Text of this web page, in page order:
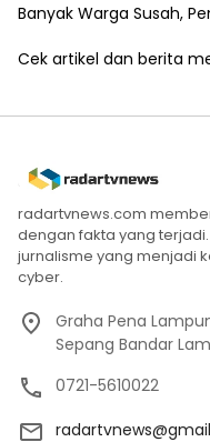
Banyak Warga Susah,
Cek artikel dan berita
radartvnews.com
dengan fakta yang
jurnalisme yang menjadi
cyber.
Graha Pena
Sepang Bandar
0721-5610022